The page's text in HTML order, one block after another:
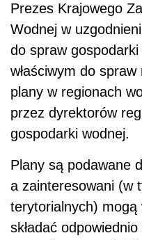
Prezes Krajowego
Wodnej w
do spraw
właściwym do
plany w regionach
przez dyrektorów
gospodarki wodnej.
Plany są podawane
a zainteresowani (w
terytorialnych)
składać